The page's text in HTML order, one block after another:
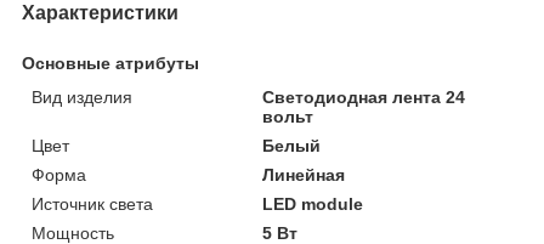
Характеристики
Основные атрибуты
Вид изделия
Светодиодная лента 24
вольт
Цвет
Белый
Форма
Линейная
Источник света
LED module
Мощность
5 Вт